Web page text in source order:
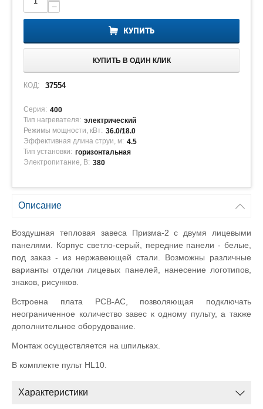
−
КУПИТЬ
КУПИТЬ В ОДИН КЛИК
КОД: 37554
Серия: 400
Тип нагревателя: электрический
Режимы мощности, кВт: 36.0/18.0
Эффективная длина струи, м: 4.5
Тип установки: горизонтальная
Электропитание, В: 380
Описание
Воздушная тепловая завеса Призма-2 с двумя лицевыми
панелями. Корпус светло-серый, передние панели - белые,
под заказ - из нержавеющей стали. Возможны различные
варианты отделки лицевых панелей, нанесение логотипов,
знаков, рисунков.
Встроена плата PCB-AC, позволяющая подключать
неограниченное количество завес к одному пульту, а также
дополнительное оборудование.
Монтаж осуществляется на шпильках.
В комплекте пульт HL10.
Характеристики